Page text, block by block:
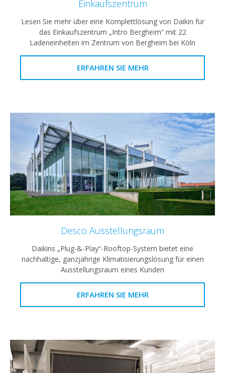
Einkaufszentrum
Lesen Sie mehr über eine Komplettlösung von Daikin für
das Einkaufszentrum „Intro Bergheim“ mit 22
Ladeneinheiten im Zentrum von Bergheim bei Köln
ERFAHREN SIE MEHR
Desco Ausstellungsraum
Daikins „Plug-&-Play“-Rooftop-System bietet eine
nachhaltige, ganzjährige Klimatisierungslösung für einen
Ausstellungsraum eines Kunden
ERFAHREN SIE MEHR